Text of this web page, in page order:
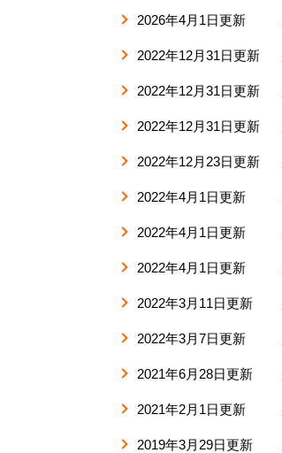
2026年4月1日更新
2022年12月31日更新
2022年12月31日更新
2022年12月31日更新
2022年12月23日更新
2022年4月1日更新
2022年4月1日更新
2022年4月1日更新
2022年3月11日更新
2022年3月7日更新
2021年6月28日更新
2021年2月1日更新
2019年3月29日更新